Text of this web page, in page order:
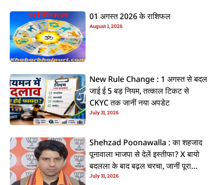
01 अगस्त 2026 के राशिफल
August 1, 2026
New Rule Change : 1 अगस्त से बदल
जाई ई 5 बड़ नियम, तत्काल टिकट से
CKYC तक जानीं नया अपडेट
July 31, 2026
Shehzad Poonawalla : का शहजाद
पूनावाला भाजपा से देलें इस्तीफा? X बायो
बदलला के बाद बढ़ल चरचा, जानीं पूरा
ममिला
July 31, 2026